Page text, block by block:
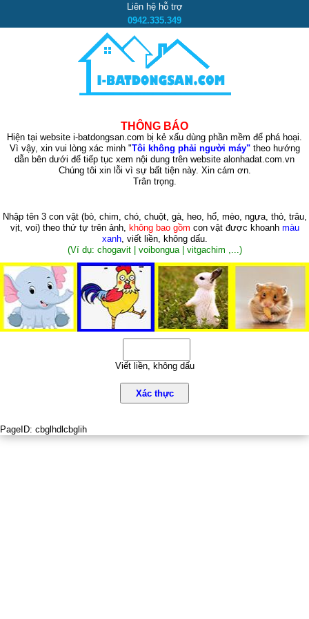
Liên hệ hỗ trợ
0942.335.349
THÔNG BÁO
Hiện tại website i-batdongsan.com bị kẻ xấu dùng phần mềm để phá hoại.
Vì vậy, xin vui lòng xác minh "Tôi không phải người máy"theo hướng
dẫn bên dưới để tiếp tục xem nội dung trên website alonhadat.com.vn
Chúng tôi xin lỗi vì sự bất tiện này. Xin cám ơn.
Trân trọng.
Nhập tên 3 con vật (bò, chim, chó, chuột, gà, heo, hổ, mèo, ngựa, thỏ, trâu,
vịt, voi)theo thứ tự trên ảnh, không bao gồm con vật được khoanh màu
xanh, viết liền, không dấu.
(Ví dụ: chogavit | voibongua | vitgachim ,...)
Viết liền, không dấu
Xác thực
PageID: cbglhdlcbglih